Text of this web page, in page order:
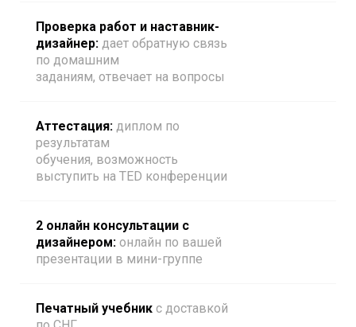
Проверка работ и наставник-
дизайнер: дает обратную связь
по домашним
заданиям, отвечает на вопросы
Аттестация: диплом по
результатам
обучения, возможность
выступить на TED конференции
2 онлайн консультации с
дизайнером: онлайн по вашей
презентации в мини-группе
Печатный учебник с доставкой